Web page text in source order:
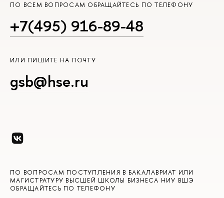
ПО ВСЕМ ВОПРОСАМ ОБРАЩАЙТЕСЬ ПО ТЕЛЕФОНУ
+7(495) 916-89-48
ИЛИ ПИШИТЕ НА ПОЧТУ
gsb@hse.ru
ПО ВОПРОСАМ ПОСТУПЛЕНИЯ В БАКАЛАВРИАТ ИЛИ
МАГИСТРАТУРУ ВЫСШЕЙ ШКОЛЫ БИЗНЕСА НИУ ВШЭ
ОБРАЩАЙТЕСЬ ПО ТЕЛЕФОНУ